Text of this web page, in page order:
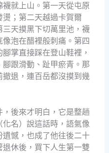
就上山。第一天從屯原
；第二天越過卡賀爾
天摸黑下切萬里池，襪
泡在醋裡般刺痛。第四
掌直接踩在登山鞋裡，
跟滑動、趾甲瘀青。那
退，連百岳都沒摸到幾
，後來才明白，它是整趟
名）說這話時，語氣像
憾，也成了他往後二十
休後，買下人生第一雙